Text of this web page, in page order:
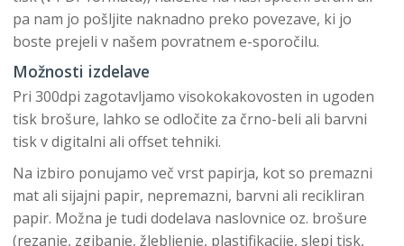
pa nam jo pošljite naknadno preko povezave, ki jo
boste prejeli v našem povratnem e-sporočilu.
Možnosti izdelave
Pri 300dpi zagotavljamo visokokakovosten in ugoden
tisk brošure, lahko se odločite za črno-beli ali barvni
tisk v digitalni ali offset tehniki.
Na izbiro ponujamo več vrst papirja, kot so premazni
mat ali sijajni papir, nepremazni, barvni ali recikliran
papir. Možna je tudi dodelava naslovnice oz. brošure
(rezanje, zgibanje, žlebljenje, plastifikacije, slepi tisk,